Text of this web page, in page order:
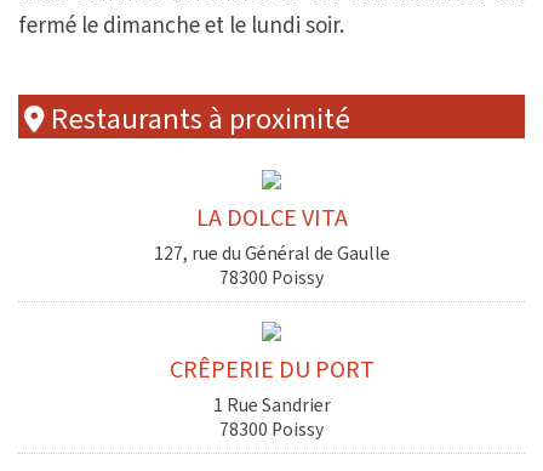
fermé le dimanche et le lundi soir.
Restaurants à proximité
LA DOLCE VITA
127, rue du Général de Gaulle
78300 Poissy
CRÊPERIE DU PORT
1 Rue Sandrier
78300 Poissy